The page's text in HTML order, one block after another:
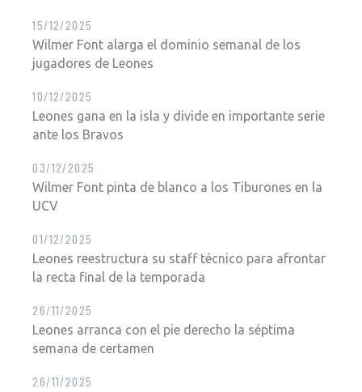
Wilmer Font alarga el dominio semanal de los
jugadores de Leones
15/12/2025
Leones gana en la isla y divide en importante serie
ante los Bravos
10/12/2025
Wilmer Font pinta de blanco a los Tiburones en la
UCV
03/12/2025
Leones reestructura su staff técnico para afrontar
la recta final de la temporada
01/12/2025
Leones arranca con el pie derecho la séptima
semana de certamen
26/11/2025
26/11/2025